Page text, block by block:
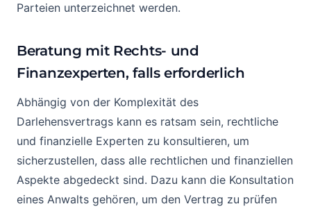
Parteien unterzeichnet werden.
Beratung mit Rechts- und
Finanzexperten, falls erforderlich
Abhängig von der Komplexität des
Darlehensvertrags kann es ratsam sein, rechtliche
und finanzielle Experten zu konsultieren, um
sicherzustellen, dass alle rechtlichen und finanziellen
Aspekte abgedeckt sind. Dazu kann die Konsultation
eines Anwalts gehören, um den Vertrag zu prüfen